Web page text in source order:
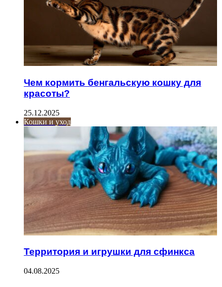
Чем кормить бенгальскую кошку для
красоты?
25.12.2025
Кошки и уход
Территория и игрушки для сфинкса
04.08.2025